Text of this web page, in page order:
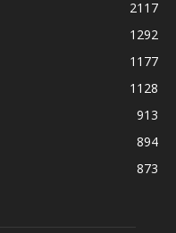
2117
1292
1177
1128
913
894
873